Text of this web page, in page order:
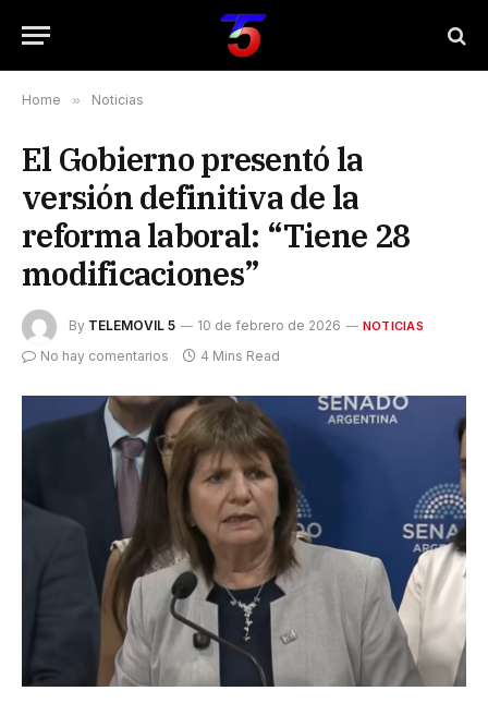
Home » Noticias
El Gobierno presentó la
versión definitiva de la
reforma laboral: “Tiene 28
modificaciones”
By TELEMOVIL 5 10 de febrero de 2026 NOTICIAS
No hay comentarios 4 Mins Read